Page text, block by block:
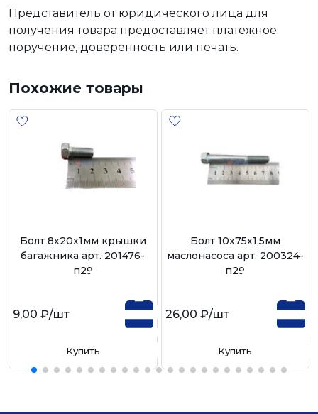
Представитель от юридического лица для
получения товара предоставляет платежное
поручение, доверенность или печать.
Похожие товары
Болт 8х20х1мм крышки
багажника арт. 201476-
п29
9,00 ₽/шт
Купить
Болт 10х75х1,5мм
маслонасоса арт. 200324-
п29
26,00 ₽/шт
Купить